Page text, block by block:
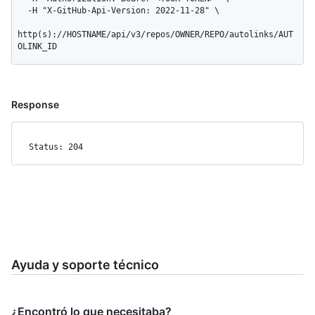
http(s)://HOSTNAME/api/v3/repos/OWNER/REPO/autolinks/AUT
OLINK_ID
Response
Status: 204
Ayuda y soporte técnico
¿Encontró lo que necesitaba?